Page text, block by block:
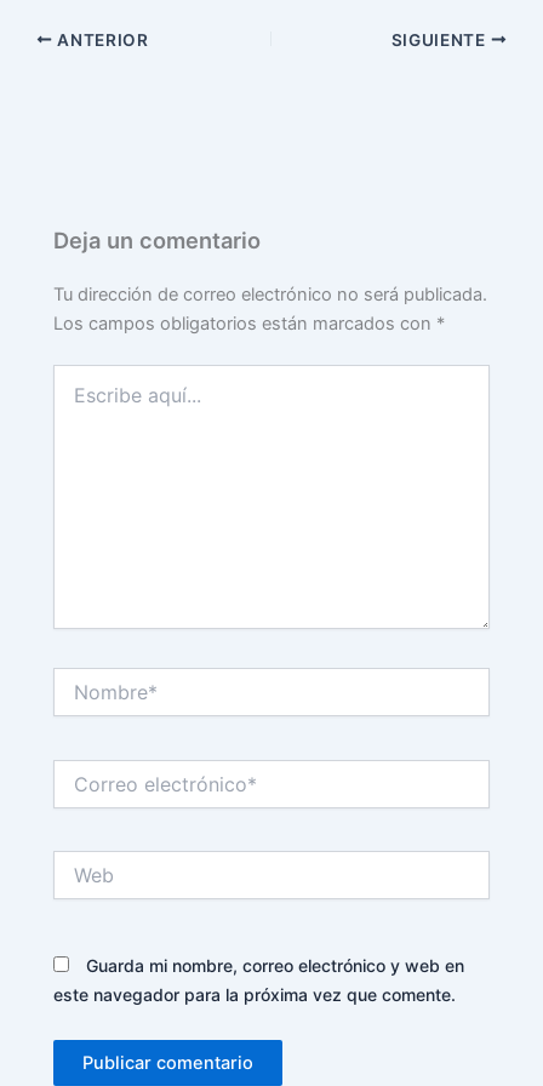
ANTERIOR SIGUIENTE
Deja un comentario
Tu dirección de correo electrónico no será publicada.
Los campos obligatorios están marcados con *
aquí...
electrónico*
Guarda mi nombre, correo electrónico y web en
este navegador para la próxima vez que comente.